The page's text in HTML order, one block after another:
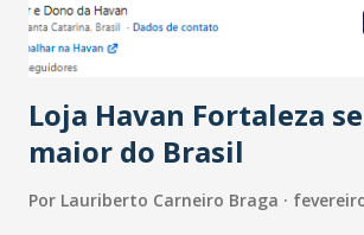
do observado no mês anterior. Outros
novembro. Em relação a outubro, o
Loja Havan Fortaleza
maior do Brasil
Por Lauriberto Carneiro Braga